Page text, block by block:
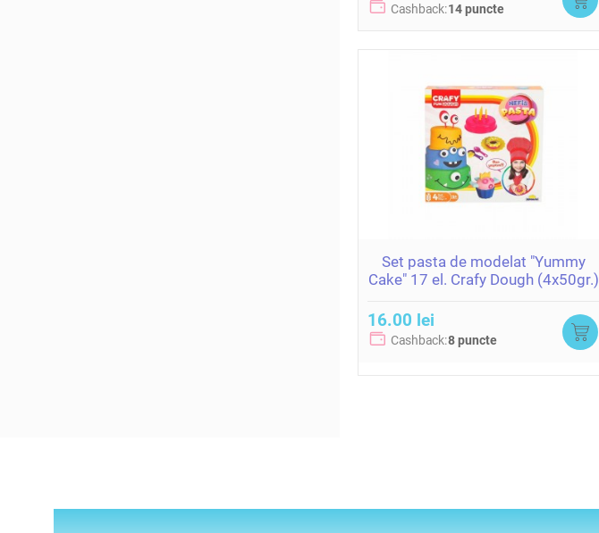
Cashback:14 puncte
Set pasta de modelat "Yummy
Cake" 17 el. Crafy Dough (4x50gr.)
16.00 lei
Cashback:8 puncte